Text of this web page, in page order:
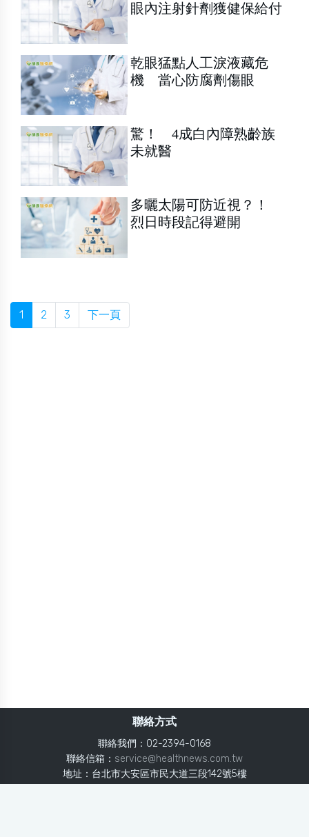
眼內注射針劑獲健保給付
乾眼猛點人工淚液藏危
機 當心防腐劑傷眼
驚！ 4成白內障熟齡族
未就醫
多曬太陽可防近視？！
烈日時段記得避開
1 2 3 下一頁
聯絡方式
聯絡我們：02-2394-0168
聯絡信箱： service@healthnews.com.tw
地址：台北市大安區市民大道三段142號5樓